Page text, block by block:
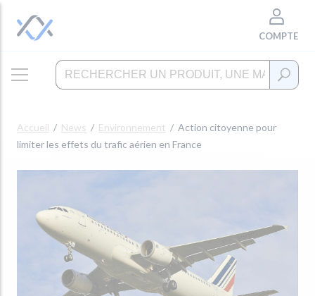
COMPTE
Accueil News Environnement
Action citoyenne pour
limiter les effets du trafic aérien en France